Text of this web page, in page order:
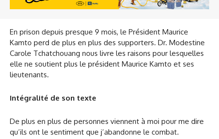
En prison depuis presque 9 mois, le Président Maurice
Kamto perd de plus en plus des supporters. Dr. Modestine
Carole Tchatchouang nous livre les raisons pour lesquelles
elle ne soutient plus le président Maurice Kamto et ses
lieutenants.
Intégralité de son texte
De plus en plus de personnes viennent à moi pour me dire
qu’ils ont le sentiment que j’abandonne le combat.